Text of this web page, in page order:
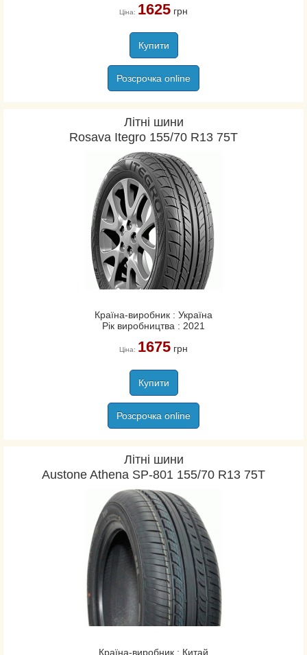
Ціна: 1625грн
Купити
Розсрочка online
Літні шини
Rosava Itegro 155/70 R13 75T
Країна-виробник : Україна
Рік виробництва : 2021
Ціна: 1675грн
Купити
Розсрочка online
Літні шини
Austone Athena SP-801 155/70 R13 75T
Країна-виробник : Китай